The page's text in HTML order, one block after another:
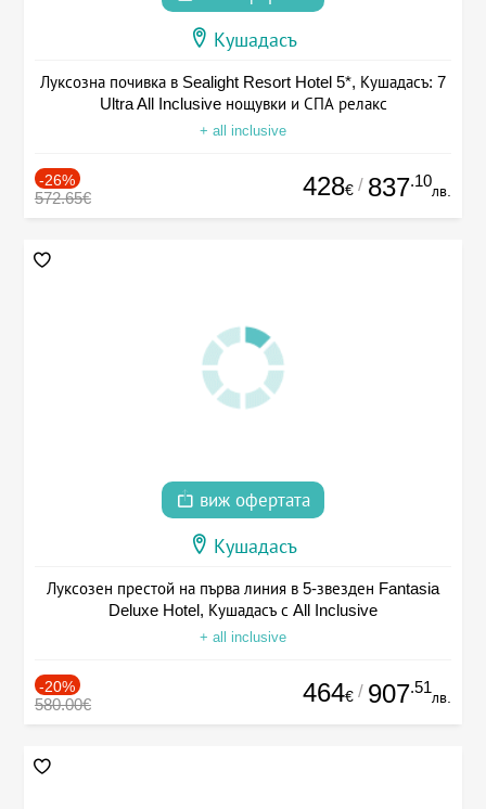
Кушадасъ
Луксозна почивка в Sealight Resort Hotel 5*, Кушадасъ: 7
Ultra All Inclusive нощувки и СПА релакс
+ all inclusive
-26%
572.65€ 428€ / 837.10
лв.
виж офертата
Кушадасъ
Луксозен престой на първа линия в 5-звезден Fantasia
Deluxe Hotel, Кушадасъ с All Inclusive
+ all inclusive
-20%
580.00€ 464€ / 907.51
лв.